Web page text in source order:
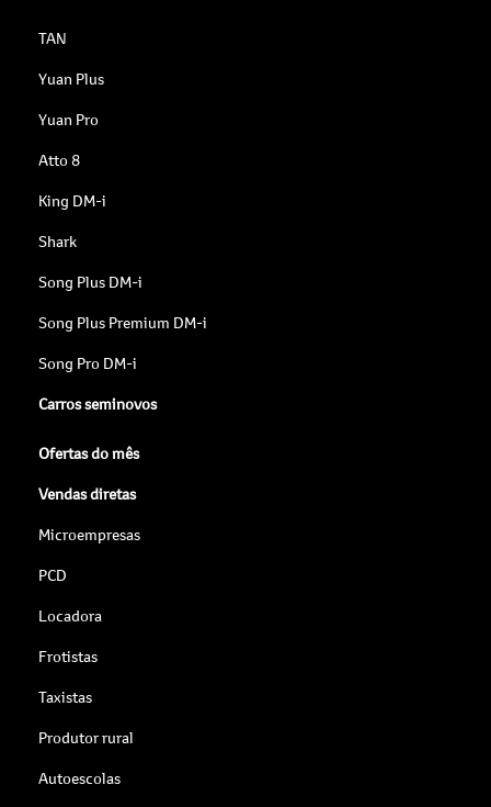
TAN
Yuan Plus
Yuan Pro
Atto 8
King DM-i
Shark
Song Plus DM-i
Song Plus Premium DM-i
Song Pro DM-i
Carros seminovos
Ofertas do mês
Vendas diretas
Microempresas
PCD
Locadora
Frotistas
Taxistas
Produtor rural
Autoescolas